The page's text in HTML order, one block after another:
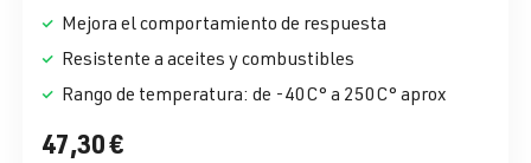
Mejora el comportamiento de respuesta
Resistente a aceites y combustibles
Rango de temperatura: de -40C° a 250C° aprox
47,30 €